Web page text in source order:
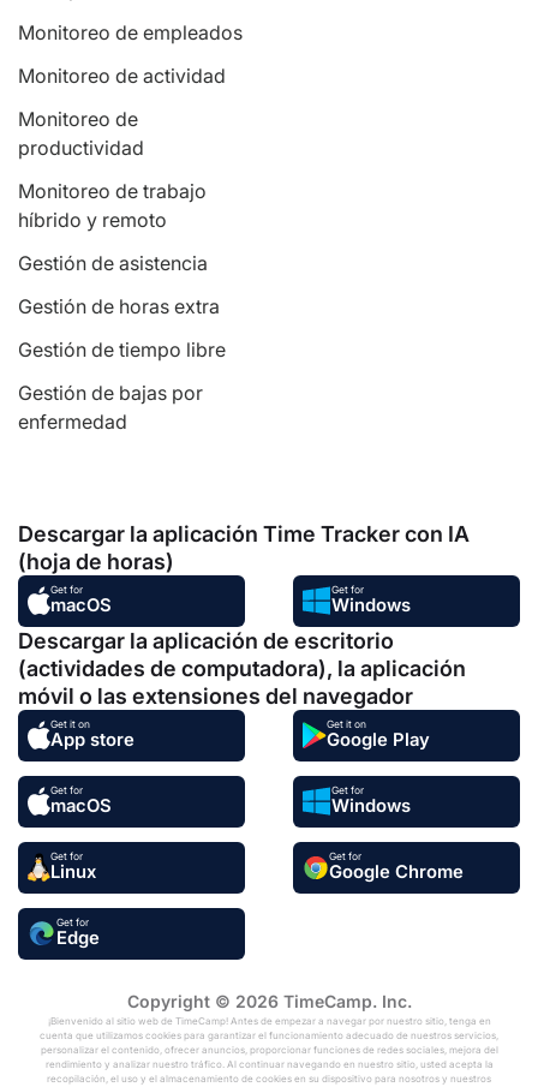
Monitoreo de empleados
Monitoreo de actividad
Monitoreo de
productividad
Monitoreo de trabajo
híbrido y remoto
Gestión de asistencia
Gestión de horas extra
Gestión de tiempo libre
Gestión de bajas por
enfermedad
Descargar la aplicación Time Tracker con IA
(hoja de horas)
Get for
macOS
Get for
Windows
Descargar la aplicación de escritorio
(actividades de computadora), la aplicación
móvil o las extensiones del navegador
Get it on
App store
Get it on
Google Play
Get for
macOS
Get for
Windows
Get for
Linux
Get for
Google Chrome
Get for
Edge
Copyright © 2026 TimeCamp. Inc.
¡Bienvenido al sitio web de TimeCamp! Antes de empezar a navegar por nuestro sitio, tenga en
cuenta que utilizamos cookies para garantizar el funcionamiento adecuado de nuestros servicios,
personalizar el contenido, ofrecer anuncios, proporcionar funciones de redes sociales, mejora del
rendimiento y analizar nuestro tráfico. Al continuar navegando en nuestro sitio, usted acepta la
recopilación, el uso y el almacenamiento de cookies en su dispositivo para nosotros y nuestros